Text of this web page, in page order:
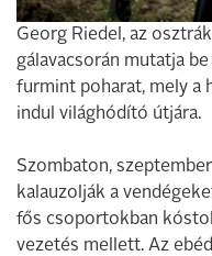
Georg Riedel, az
gálavacsorán mutatja
furmint poharat, mely a
indul világhódító útjára.
Szombaton,
kalauzolják a
fős csoportokban
vezetés mellett. Az